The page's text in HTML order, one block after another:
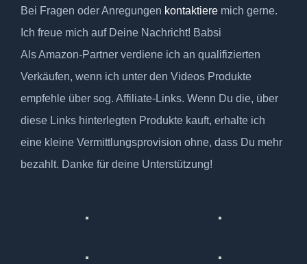
Bei Fragen oder Anregungen kontaktiere mich gerne.
Ich freue mich auf Deine Nachricht! Babsi
Als Amazon-Partner verdiene ich an qualifizierten
Verkäufen, wenn ich unter den Videos Produkte
empfehle über sog. Affiliate-Links. Wenn Du die, über
diese Links hinterlegten Produkte kauft, erhalte ich
eine kleine Vermittlungsprovision ohne, dass Du mehr
bezahlt. Danke für deine Unterstützung!